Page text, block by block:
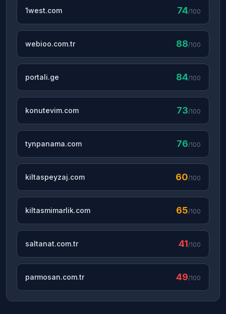
1west.com 74/100
webioo.com.tr 88/100
portali.ge 84/100
konutevim.com 73/100
tynpanama.com 76/100
kiltaspeyzaj.com 60/100
kiltasmimarlik.com 65/100
saltanat.com.tr 41/100
parmosan.com.tr 49/100